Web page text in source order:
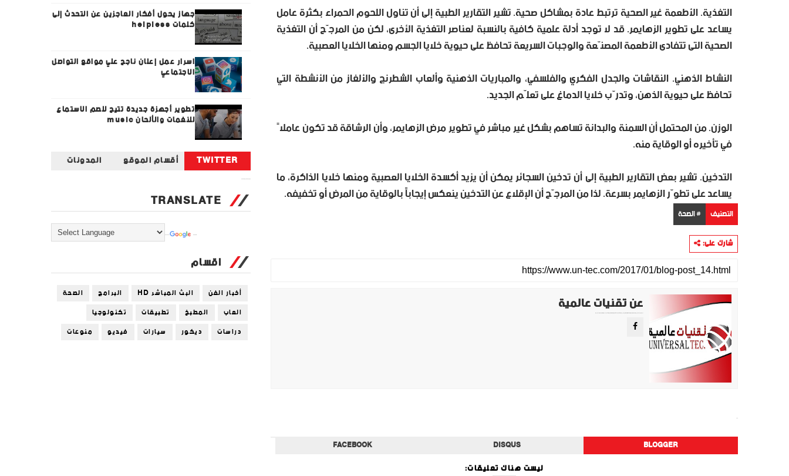
التغذية. الأطعمة غير الصحية ترتبط عادة بمشاكل صحية. تشير التقارير الطبية إلى أن تناول اللحوم الحمراء بكثرة عامل
يساعد على تطوير الزهايمر. قد لا توجد أدلة علمية كافية بالنسبة لعناصر التغذية الأخرى، لكن من المرجّح أن التغذية
الصحية التى تتفادى الأطعمة المصنّعة والوجبات السريعة تحافظ على حيوية خلايا الجسم ومنها الخلايا العصبية.
النشاط الذهني. النقاشات والجدل الفكري والفلسفي، والمباريات الذهنية وألعاب الشطرنج والألغاز من الأنشطة التي
تحافظ على حيوية الذهن، وتدرّب خلايا الدماغ على تعلّم الجديد.
الوزن. من المحتمل أن السمنة والبدانة تساهم بشكل غير مباشر في تطوير مرض الزهايمر، وأن الرشاقة قد تكون عاملاً
في تأخيره أو الوقاية منه.
التدخين. تشير بعض التقارير الطبية إلى أن تدخين السجائر يمكن أن يزيد أكسدة الخلايا العصبية ومنها خلايا الذاكرة، ما
يساعد على تطوّر الزهايمر بسرعة. لذا من المرجّح أن الإقلاع عن التدخين ينعكس إيجاباً بالوقاية من المرض أو تخفيفه.
التصنيف # الصحة
شارك على:
عن تقنيات عالمية
BLOGGER
DISQUS
FACEBOOK
ليست هناك تعليقات:
جهاز يحول أفكار العاجزين عن التحدث إلى
كلمات helpless
اسرار عمل إعلان ناجح علي مواقع التواصل
الاجتماعي
تطوير أجهزة جديدة تتيح للصم الاستماع
للنغمات والألحان music
TWITTER أقسام الموقع المدونات
TRANSLATE
اقسام
أخبار الفن البث المباشر HD البرامج
الصحة
العاب
المطبخ تطبيقات
تكنولوجيا
دراسات
ديكور سيارات فيديو منوعات